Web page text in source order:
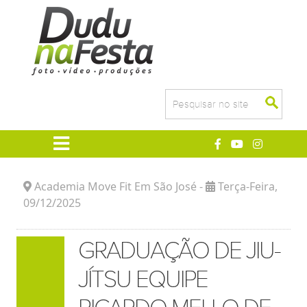
Academia Move Fit Em São José - Terça-Feira,
09/12/2025
GRADUAÇÃO DE JIU-
JÍTSU EQUIPE